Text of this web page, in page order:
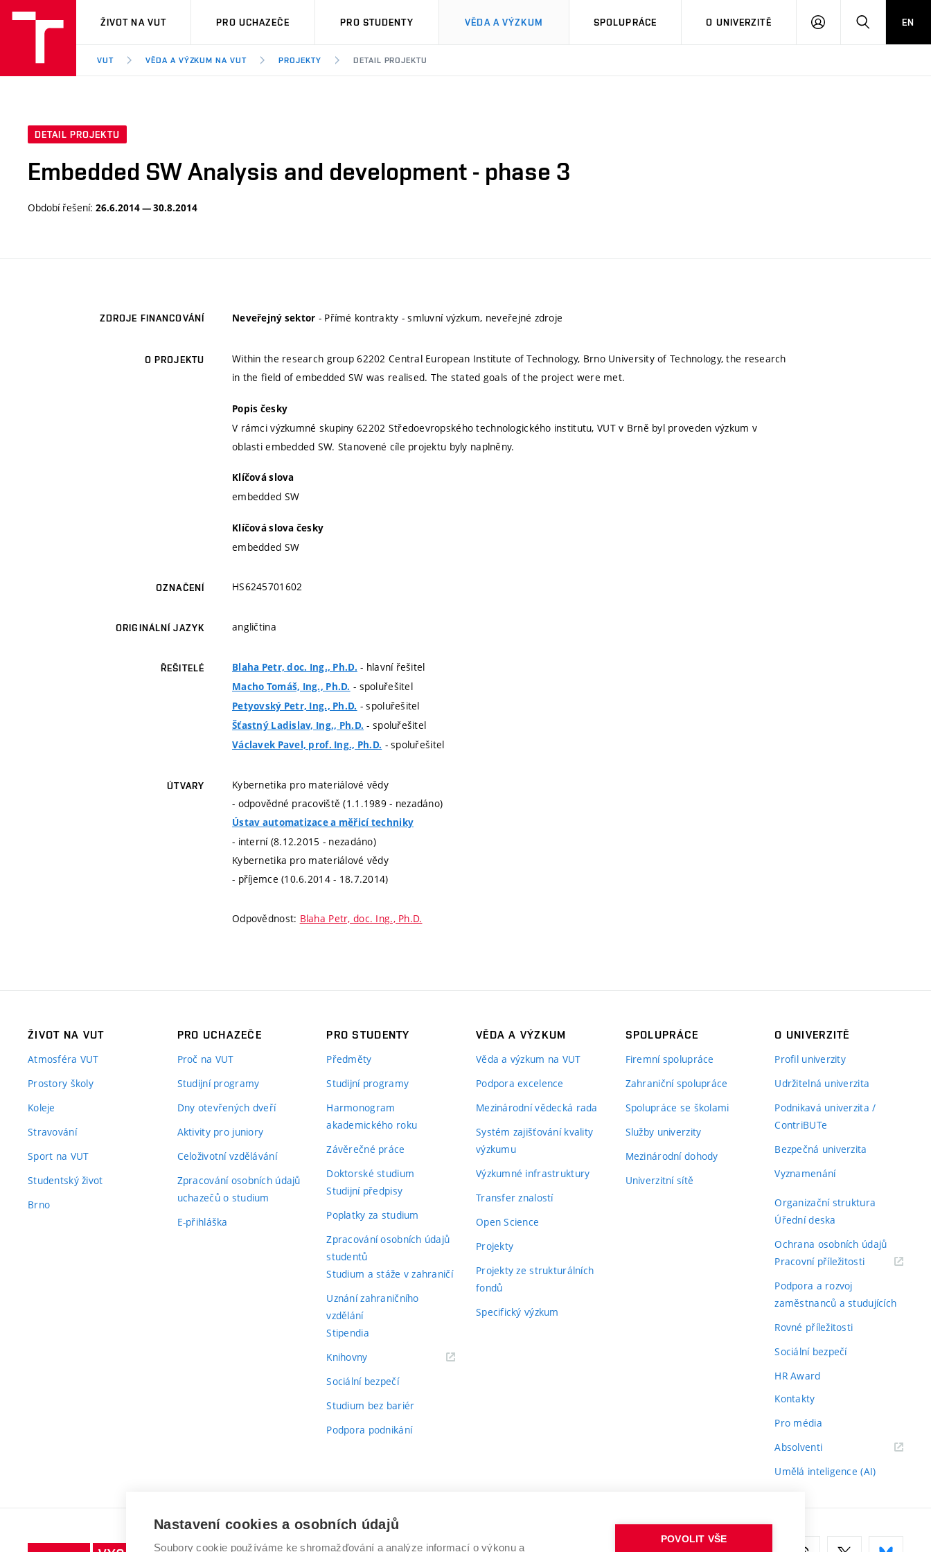
VUT
ŽIVOT NA VUT PRO UCHAZEČE PRO STUDENTY VĚDA A VÝZKUM SPOLUPRÁCE O UNIVERZITĚ
PŘIHLÁSIT HLEDATEN
VUT VĚDA A VÝZKUM NA VUT PROJEKTY DETAIL PROJEKTU
DETAIL PROJEKTU
Embedded SW Analysis and development - phase 3
Období řešení: 26.6.2014 — 30.8.2014
ZDROJE FINANCOVÁNÍ Neveřejný sektor - Přímé kontrakty - smluvní výzkum, neveřejné zdroje
O PROJEKTU
Within the research group 62202 Central European Institute of Technology, Brno University of Technology, the research
in the field of embedded SW was realised. The stated goals of the project were met.
Popis česky
V rámci výzkumné skupiny 62202 Středoevropského technologického institutu, VUT v Brně byl proveden výzkum v
oblasti embedded SW. Stanovené cíle projektu byly naplněny.
Klíčová slova
embedded SW
Klíčová slova česky
embedded SW
OZNAČENÍ HS6245701602
ORIGINÁLNÍ JAZYK angličtina
ŘEŠITELÉ Blaha Petr, doc. Ing., Ph.D. - hlavní řešitel
Macho Tomáš, Ing., Ph.D. - spoluřešitel
Petyovský Petr, Ing., Ph.D. - spoluřešitel
Šťastný Ladislav, Ing., Ph.D. - spoluřešitel
Václavek Pavel, prof. Ing., Ph.D. - spoluřešitel
ÚTVARY
Kybernetika pro materiálové vědy
- odpovědné pracoviště (1.1.1989 - nezadáno)
Ústav automatizace a měřicí techniky
- interní (8.12.2015 - nezadáno)
Kybernetika pro materiálové vědy
- příjemce (10.6.2014 - 18.7.2014)
Odpovědnost: Blaha Petr, doc. Ing., Ph.D.
ŽIVOT NA VUT
Atmosféra VUT
Prostory školy
Koleje
Stravování
Sport na VUT
Studentský život
Brno
PRO UCHAZEČE
Proč na VUT
Studijní programy
Dny otevřených dveří
Aktivity pro juniory
Celoživotní vzdělávání
Zpracování osobních údajů
uchazečů o studium
E-přihláška
PRO STUDENTY
Předměty
Studijní programy
Harmonogram
akademického roku
Závěrečné práce
Doktorské studium
Studijní předpisy
Poplatky za studium
Zpracování osobních údajů
studentů
Studium a stáže v zahraničí
Uznání zahraničního
vzdělání
Stipendia
Knihovny(externí
Sociální bezpečí
Studium bez bariér
Podpora podnikání
VĚDA A VÝZKUM
Věda a výzkum na VUT
Podpora excelence
Mezinárodní vědecká rada
Systém zajišťování kvality
výzkumu
Výzkumné infrastruktury
Transfer znalostí
Open Science
Projekty
Projekty ze strukturálních
fondů
Specifický výzkum
SPOLUPRÁCE
Firemní spolupráce
Zahraniční spolupráce
Spolupráce se školami
Služby univerzity
Mezinárodní dohody
Univerzitní sítě
O UNIVERZITĚ
Profil univerzity
Udržitelná univerzita
Podnikavá univerzita /
ContriBUTe
Bezpečná univerzita
Vyznamenání
Organizační struktura
Úřední deska
Ochrana osobních údajů
Pracovní příležitosti(externí
Podpora a rozvoj
zaměstnanců a studujících
Rovné příležitosti
Sociální bezpečí
HR Award
Kontakty
Pro média
Absolventi(externí
Umělá inteligence (AI)
Nastavení cookies a osobních údajů
Soubory cookie používáme ke shromažďování a analýze informací o výkonu a
POVOLIT VŠE